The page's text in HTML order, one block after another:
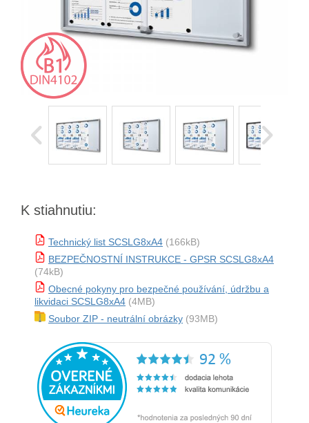
K stiahnutiu:
Technický list SCSLG8xA4 (166kB)
BEZPEČNOSTNÍ INSTRUKCE - GPSR SCSLG8xA4
(74kB)
Obecné pokyny pro bezpečné používání, údržbu a
likvidaci SCSLG8xA4 (4MB)
Soubor ZIP - neutrální obrázky (93MB)